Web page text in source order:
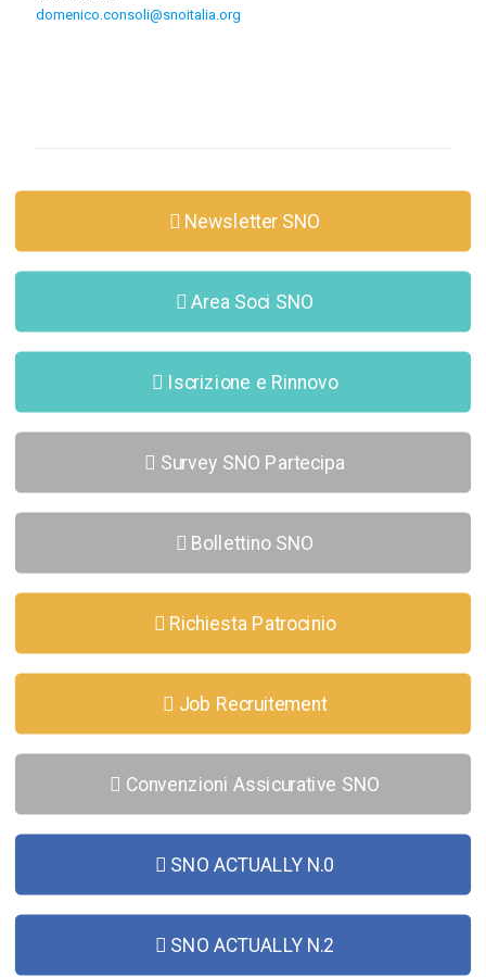
domenico.consoli@snoitalia.org
Newsletter SNO
Area Soci SNO
Iscrizione e Rinnovo
Survey SNO Partecipa
Bollettino SNO
Richiesta Patrocinio
Job Recruitement
Convenzioni Assicurative SNO
SNO ACTUALLY N.0
SNO ACTUALLY N.2